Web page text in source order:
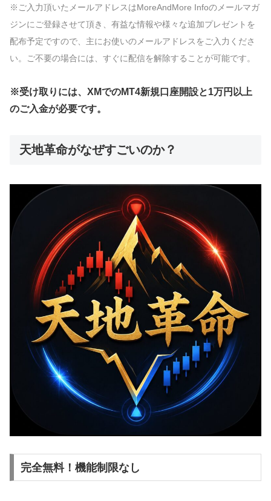
※ご入力頂いたメールアドレスはMoreAndMore Infoのメールマガ
ジンにご登録させて頂き、有益な情報や様々な追加プレゼントを
配布予定ですので、主にお使いのメールアドレスをご入力くださ
い。ご不要の場合には、すぐに配信を解除することが可能です。
※受け取りには、XMでのMT4新規口座開設と1万円以上
のご入金が必要です。
天地革命がなぜすごいのか？
完全無料！機能制限なし